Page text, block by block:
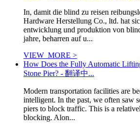
In, damit die blind zu reisen
Hardware Herstellung Co., ltd. hat
entwicklung und produktion von
jahre, beharren auf u...
VIEW_MORE >
How Does the Fully Automatic
Stone Pier? - 翻译中...
Modern transportation facilities are
intelligent. In the past, we often saw
piers to block traffic. This is a
blocking. Alon...